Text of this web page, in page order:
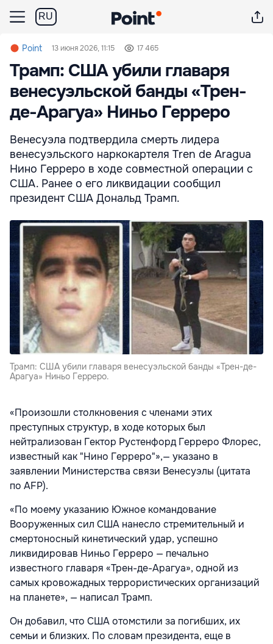
RU
Point 13 июня 2026, 11:15 17 465
Трамп: США убили главаря
венесуэльской банды «Трен-
де-Арагуа» Ниньо Герреро
Венесуэла подтвердила смерть лидера
венесуэльского наркокартеля Tren de Aragua
Нино Герреро в ходе совместной операции с
США. Ранее о его ликвидации сообщил
президент США Дональд Трамп.
Трамп: США убили главаря венесуэльской банды «Трен-де-
Арагуа» Ниньо Герреро.
«Произошли столкновения с членами этих
преступных структур, в ходе которых был
нейтрализован Гектор Рустенфорд Герреро Флорес,
известный как "Нино Герреро"»,— указано в
заявлении Министерства связи Венесуэлы (цитата
по AFP).
«По моему указанию Южное командование
Вооруженных сил США нанесло стремительный и
смертоносный кинетический удар, успешно
ликвидировав Ниньо Герреро — печально
известного главаря «Трен-де-Арагуа», одной из
самых кровожадных террористических организаций
на планете», — написал Трамп.
Он добавил, что США отомстили за погибших, их
семьи и близких. По словам президента, еще в